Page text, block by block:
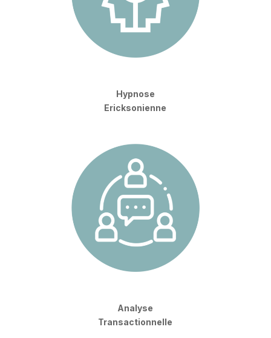
Hypnose
Ericksonienne
Analyse
Transactionnelle